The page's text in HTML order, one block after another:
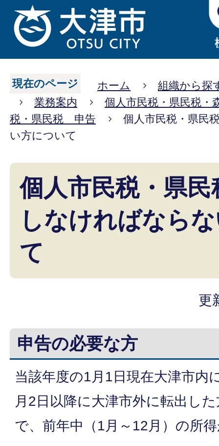
現在のページ ホーム
組織から探
業務案内
個人市民税・県民税・
税・県民税 申告
個人市民税・県民
い方について
個人市民税・県
しなければなら
て
更
申告の必要な方
当該年度の1月1日現在大津市内
月2日以降に大津市外に転出し
で、前年中（1月～12月）の所